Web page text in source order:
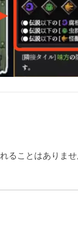
ることはありませ